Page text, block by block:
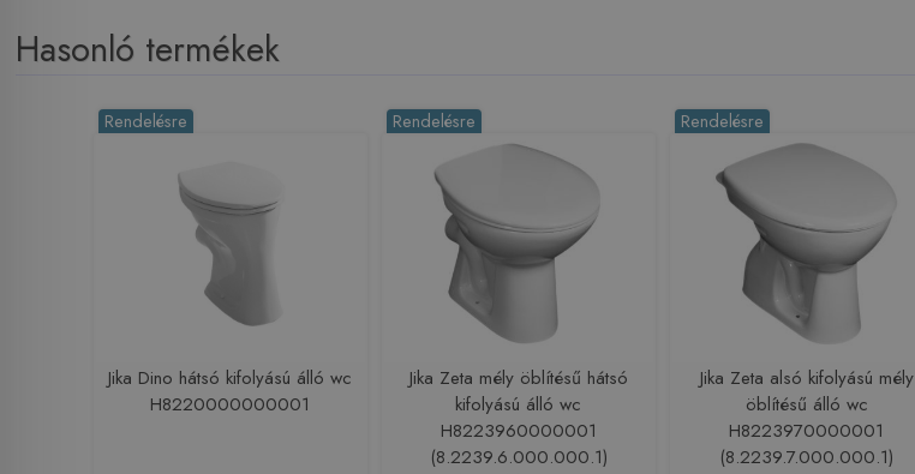
Hasonló termékek
Rendelésre
Jika Dino hátsó kifolyású álló wc
H8220000000001
Rendelésre
Jika Zeta mély öblítésű hátsó
kifolyású álló wc
H8223960000001
(8.2239.6.000.000.1)
Rendelésre
Jika Zeta alsó kifolyású mély
öblítésű álló wc
H8223970000001
(8.2239.7.000.000.1)